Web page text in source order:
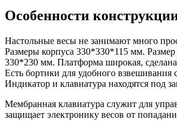
Особенности
Настольные весы не занимают много
Размеры корпуса 330*330*115 мм.
330*230 мм. Платформа широкая,
Есть бортики для удобного взвешивания
Индикатор и клавиатура находятся под
Мембранная клавиатура служит для
защищает электронику весов от